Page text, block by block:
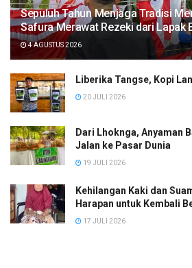
Sepuluh Tahun Menjaga Tradisi
Safura Merawat Rezeki dari Lapak
4 AGUSTUS 2026
Liberika Tangse, Kopi
20 JULI 2026
Dari Lhoknga, Anyaman
Jalan ke Pasar Dunia
19 JULI 2026
Kehilangan Kaki dan
Harapan untuk Kembali
17 JULI 2026